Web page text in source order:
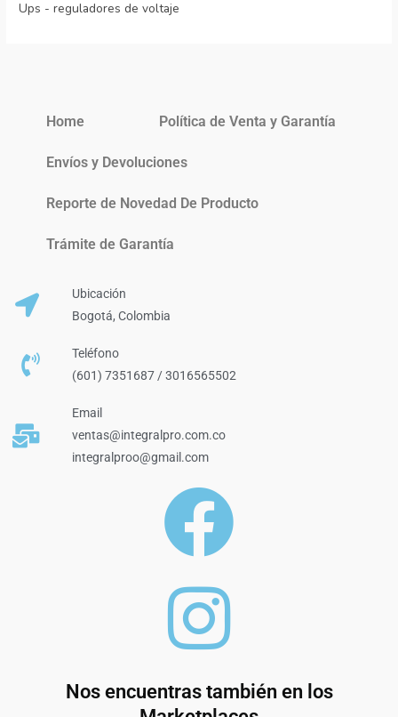
Ups - reguladores de voltaje
Home Política de Venta y Garantía
Envíos y Devoluciones
Reporte de Novedad De Producto
Trámite de Garantía
Ubicación
Bogotá, Colombia
Teléfono
(601) 7351687 / 3016565502
Email
ventas@integralpro.com.co
integralproo@gmail.com
Nos encuentras también en los